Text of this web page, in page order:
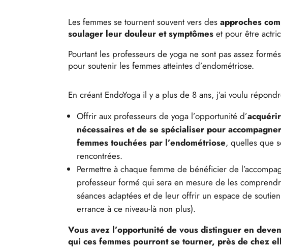
Les femmes se tournent souvent vers desapproches
soulager leur douleur et symptômeset pour être
Pourtant les professeurs de yoga ne sont pas assez
pour soutenir les femmes atteintes d’endométriose.
En créant EndoYoga il y a plus de 8 ans, j’ai voulu
Offrir aux professeurs de yoga l’opportunité d’
nécessaires et de se spécialiser pour
femmes touchées par l’endométriose, quelles que
rencontrées.
Permettre à chaque femme de bénéficier de
professeur formé qui sera en mesure de les
séances adaptées et de leur offrir un espace de
errance à ce niveau-là non plus).
Vous avez l’opportunité de vous distinguer en
qui ces femmes pourront se tourner, près de chez